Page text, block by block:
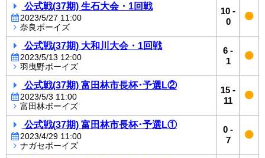
公式戦(37期) 生石大会・1回戦
2023/5/27 11:00
奈良ボーイズ
10 -
0
公式戦(37期) 大和川大会・1回戦
2023/5/13 12:00
羽曳野ボーイズ
6 -
1
公式戦(37期) 富田林市長杯･予選L②
2023/5/3 11:00
富田林ボーイズ
15 -
11
公式戦(37期) 富田林市長杯･予選L①
2023/4/29 11:00
ナガセボーイズ
0 -
7